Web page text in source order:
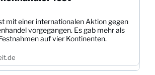
mit einer internationalen Aktion gegen
vorgegangen. Es gab mehr als
auf vier Kontinenten.